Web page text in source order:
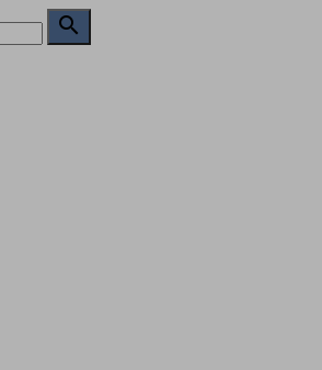

Search